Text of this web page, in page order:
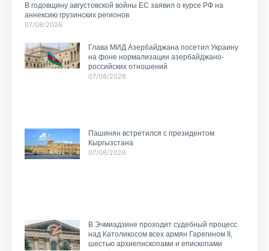
В годовщину августовской войны ЕС заявил о курсе РФ на
аннексию грузинских регионов
07/08/2026
Глава МИД Азербайджана посетил Украину
на фоне нормализации азербайджано-
российских отношений
07/08/2026
Пашинян встретился с президентом
Кыргызстана
07/08/2026
В Эчмиадзине проходит судебный процесс
над Католикосом всех армян Гарегином II,
шестью архиепископами и епископами